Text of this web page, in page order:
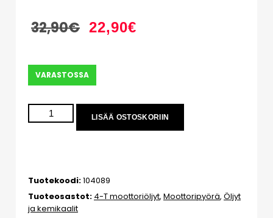
32,90€ 22,90€
VARASTOSSA
LISÄÄ OSTOSKORIIN
Tuotekoodi:104089
Tuoteosastot: 4-T moottoriöljyt, Moottoripyörä, Öljyt
ja kemikaalit